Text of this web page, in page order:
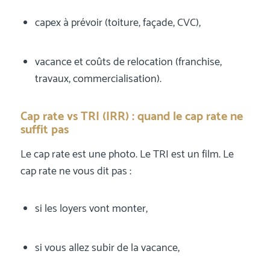
capex à prévoir (toiture, façade, CVC),
vacance et coûts de relocation (franchise,
travaux, commercialisation).
Cap rate vs TRI (IRR) : quand le cap rate ne
suffit pas
Le cap rate est une photo. Le TRI est un film. Le
cap rate ne vous dit pas :
si les loyers vont monter,
si vous allez subir de la vacance,